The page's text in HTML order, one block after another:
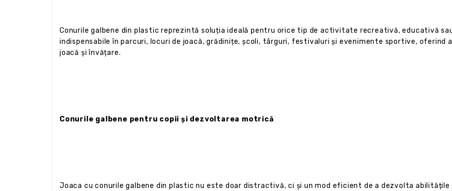
Conurile galbene din plastic reprezintă soluția ideală pentru orice tip de activitate recreativă, educativă
indispensabile în parcuri, locuri de joacă, grădinițe, școli, târguri, festivaluri și evenimente sportive,
joacă și învățare.
Conurile galbene pentru copii și dezvoltarea motrică
Joaca cu conurile galbene din plastic nu este doar distractivă, ci și un mod eficient de a dezvolta